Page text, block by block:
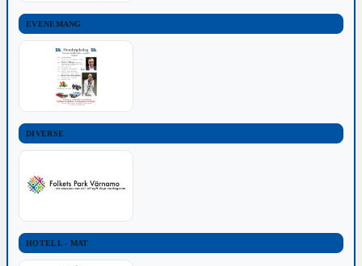
EVENEMANG
DIVERSE
HOTELL - MAT